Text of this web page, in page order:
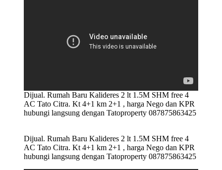
Dijual. Rumah Baru Kalideres 2 lt 1.5M SHM free 4
AC Tato Citra. Kt 4+1 km 2+1 , harga Nego dan KPR
hubungi langsung dengan Tatoproperty 087875863425
Dijual. Rumah Baru Kalideres 2 lt 1.5M SHM free 4
AC Tato Citra. Kt 4+1 km 2+1 , harga Nego dan KPR
hubungi langsung dengan Tatoproperty 087875863425